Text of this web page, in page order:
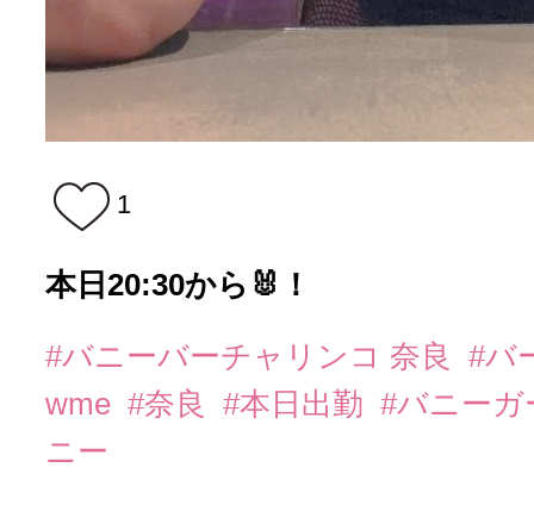
1
本日20:30から🐰！
#バニーバーチャリンコ 奈良
#バ
wme #奈良 #本日出勤 #バニー
ニー